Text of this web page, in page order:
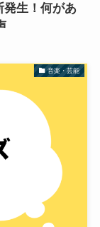
発生！何があ
音楽・芸能